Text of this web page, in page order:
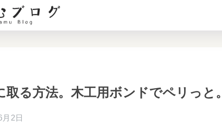
取る方法。木工用ボンドでペリっと。
2日